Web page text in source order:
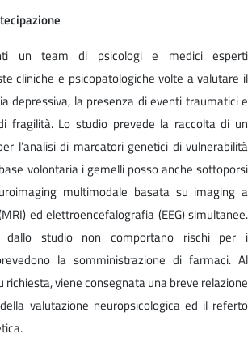
un team di psicologi e medici esperti
cliniche e psicopatologiche volte a valutare il
depressiva, la presenza di eventi traumatici e
fragilità. Lo studio prevede la raccolta di un
l’analisi di marcatori genetici di vulnerabilità
volontaria i gemelli posso anche sottoporsi
multimodale basata su imaging a
ed elettroencefalografia (EEG) simultanee.
dallo studio non comportano rischi per i
la somministrazione di farmaci. Al
richiesta, viene consegnata una breve relazione
valutazione neuropsicologica ed il referto